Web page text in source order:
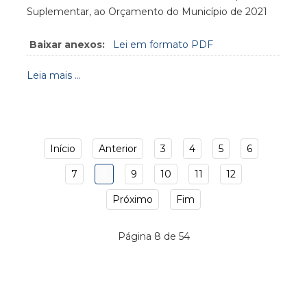
Suplementar, ao Orçamento do Município de 2021
Baixar anexos: Lei em formato PDF
Leia mais ...
Início Anterior 3 4 5 6
7 9 10 11 12
Próximo Fim
Página 8 de 54